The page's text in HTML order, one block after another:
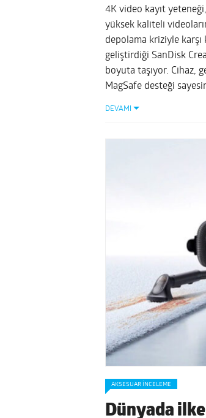
4K video kayıt
yüksek kaliteli
depolama kriziyle karşı
geliştirdiği SanDisk
boyuta taşıyor. Cihaz,
MagSafe desteği
DEVAMI
AKSESUAR İNCELEME
Dünyada